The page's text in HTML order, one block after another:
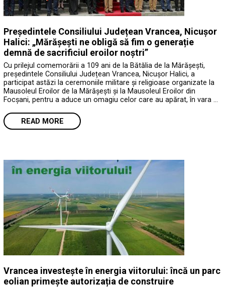
Președintele Consiliului Județean Vrancea, Nicușor
Halici: „Mărășești ne obligă să fim o generație
demnă de sacrificiul eroilor noștri”
Cu prilejul comemorării a 109 ani de la Bătălia de la Mărășești,
președintele Consiliului Județean Vrancea, Nicușor Halici, a
participat astăzi la ceremoniile militare și religioase organizate la
Mausoleul Eroilor de la Mărășești și la Mausoleul Eroilor din
Focșani, pentru a aduce un omagiu celor care au apărat, în vara …
READ MORE
Vrancea investește în energia viitorului: încă un parc
eolian primește autorizația de construire